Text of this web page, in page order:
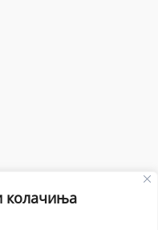
колачиња